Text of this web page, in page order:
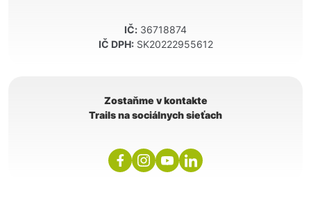
IČ: 36718874
IČ DPH:SK20222955612
Zostaňme v kontakte
Trails na sociálnych sieťach